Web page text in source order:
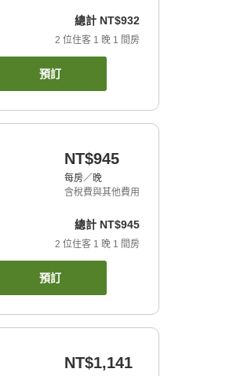
總計 NT$932
2 位住客 1 晚 1 間房
預訂
NT$945
每房／晚
含稅費與其他費用
總計 NT$945
2 位住客 1 晚 1 間房
預訂
NT$1,141